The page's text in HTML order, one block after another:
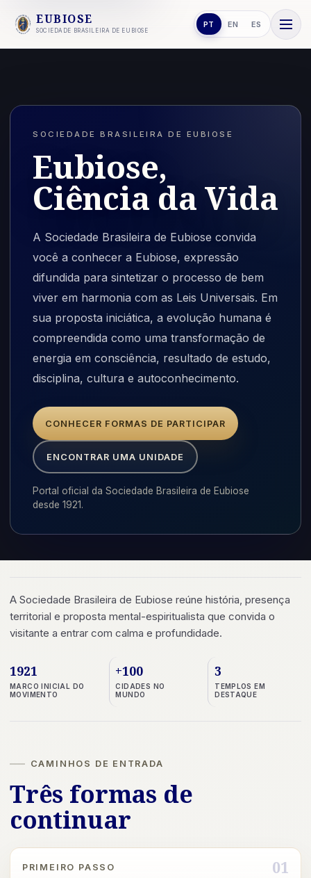
EUBIOSE
SOCIEDADE BRASILEIRA DE EUBIOSE
PT EN ES
SOCIEDADE BRASILEIRA DE EUBIOSE
Eubiose,
Ciência da Vida
A Sociedade Brasileira de Eubiose convida
você a conhecer a Eubiose, expressão
difundida para sintetizar o processo de bem
viver em harmonia com as Leis Universais. Em
sua proposta iniciática, a evolução humana é
compreendida como uma transformação de
energia em consciência, resultado de estudo,
disciplina, cultura e autoconhecimento.
CONHECER FORMAS DE PARTICIPAR
ENCONTRAR UMA UNIDADE
Portal oficial da Sociedade Brasileira de Eubiose
desde 1921.
A Sociedade Brasileira de Eubiose reúne história, presença
territorial e proposta mental-espiritualista que convida o
visitante a entrar com calma e profundidade.
1921
MARCO INICIAL DO
MOVIMENTO
+100
CIDADES NO
MUNDO
3
TEMPLOS EM
DESTAQUE
CAMINHOS DE ENTRADA
Três formas de
continuar
PRIMEIRO PASSO 01